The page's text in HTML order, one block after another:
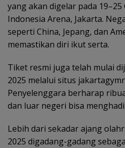
yang akan digelar pada
Indonesia Arena, Jakarta.
seperti China, Jepang, dan
memastikan diri ikut serta.
Tiket resmi juga telah mulai
2025 melalui situs
Penyelenggara berharap
dan luar negeri bisa
Lebih dari sekadar ajang
2025 digadang-gadang